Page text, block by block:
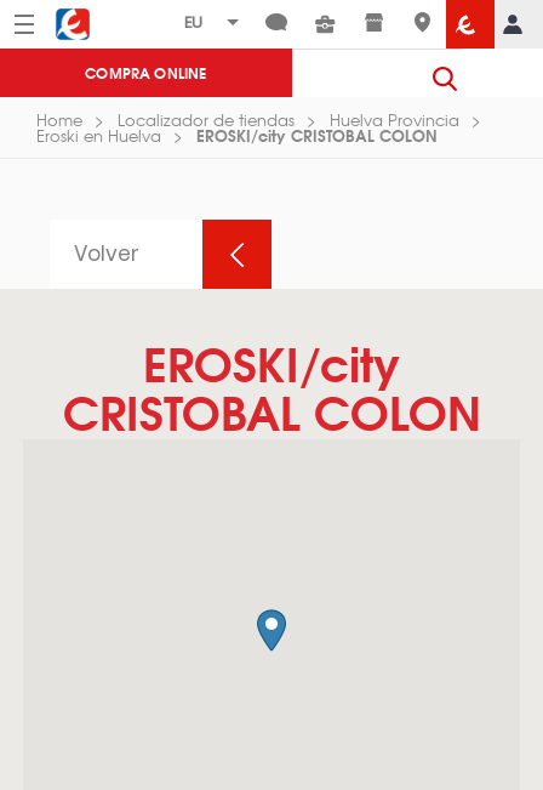
Menú Eroski
COMPRA ONLINE
Home Localizador de tiendas Huelva Provincia
Eroski en Huelva EROSKI/city CRISTOBAL COLON
Volver
EROSKI/city
CRISTOBAL COLON